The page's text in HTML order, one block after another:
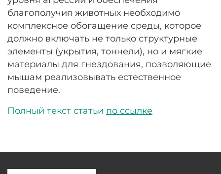
благополучия животных необходимо
комплексное обогащение среды, которое
должно включать не только структурные
элементы (укрытия, тоннели), но и мягкие
материалы для гнездования, позволяющие
мышам реализовывать естественное
поведение.
Полный текст статьи по ссылке